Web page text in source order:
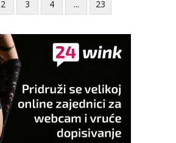
2 3 4 ... 23